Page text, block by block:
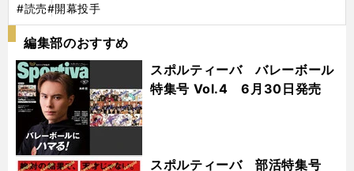
#読売#開幕投手
編集部のおすすめ
スポルティーバ バレーボール
特集号 Vol.4 6月30日発売
スポルティーバ 部活特集号